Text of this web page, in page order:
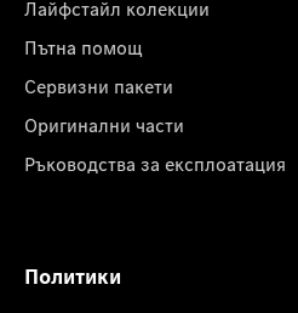
Лайфстайл колекции
Пътна помощ
Сервизни пакети
Оригинални части
Ръководства за експлоатация
Политики